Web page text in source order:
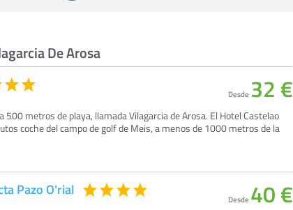
De Arosa
500 metros de playa, llamada Vilagarcia de Arosa. El Hotel Castelao
coche del campo de golf de Meis, a menos de 1000 metros de la
Desde 32 €
Pazo O'rial
Desde 40 €